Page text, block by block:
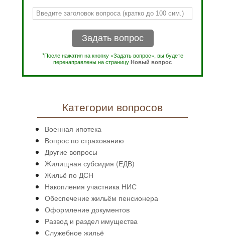
Задать вопрос
*После нажатия на кнопку «Задать вопрос», вы будете
перенаправлены на страницуНовый вопрос
Категории вопросов
Военная ипотека
Вопрос по страхованию
Другие вопросы
Жилищная субсидия (ЕДВ)
Жильё по ДСН
Накопления участника НИС
Обеспечение жильём пенсионера
Оформление документов
Развод и раздел имущества
Служебное жильё